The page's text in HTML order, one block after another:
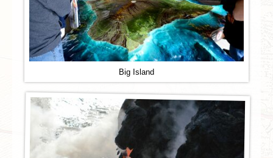
Big Island